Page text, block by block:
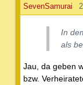
SevenSamurai
In
als
Jau, da geben
bzw.